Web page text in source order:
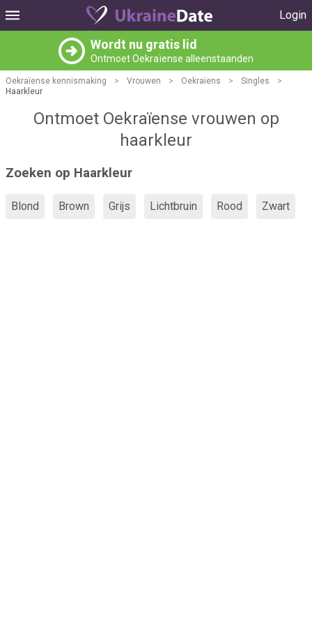
Login
Wordt nu gratis lid
Ontmoet Oekraïense alleenstaanden
Oekraïense kennismaking > Vrouwen > Oekraïens > Singles
>
Haarkleur
Ontmoet Oekraïense vrouwen op
haarkleur
Zoeken op Haarkleur
Blond Brown Grijs Lichtbruin Rood Zwart